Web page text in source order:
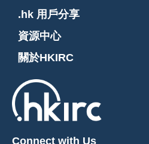
.hk 用戶分享
資源中心
關於HKIRC
Connect with Us